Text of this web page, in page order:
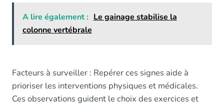
A lire également : Le gainage stabilise la
colonne vertébrale
Facteurs à surveiller : Repérer ces signes aide à
prioriser les interventions physiques et médicales.
Ces observations guident le choix des exercices et